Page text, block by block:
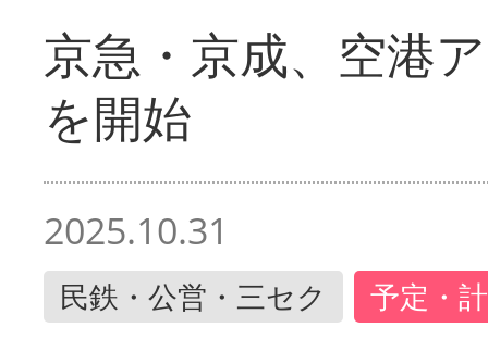
京急・京成、空港
を開始
2025.10.31
民鉄・公営・三セク 予定・